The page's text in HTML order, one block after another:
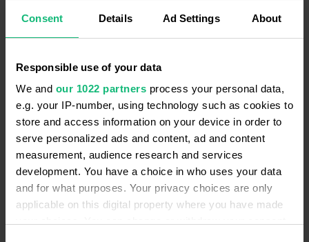
Consent Details Ad Settings About
Responsible use of your data
We and our 1022 partners process your personal data,
e.g. your IP-number, using technology such as cookies to
store and access information on your device in order to
serve personalized ads and content, ad and content
measurement, audience research and services
development. You have a choice in who uses your data
and for what purposes. Your privacy choices are only
applicable on this digital property where you have made
Мінуси
Ви не берете участі в процесі комунікації та
Мінуси
До комунікації з вашим клієнтом залучена третя
сторона